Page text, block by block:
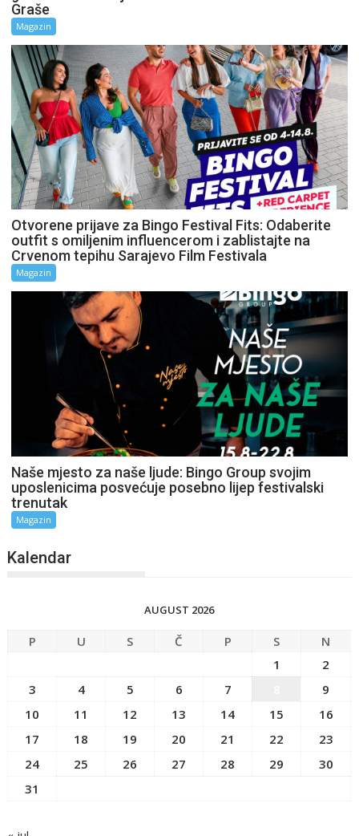
Graše
Magazin
Otvorene prijave za Bingo Festival Fits: Odaberite
outfit s omiljenim influencerom i zablistajte na
Crvenom tepihu Sarajevo Film Festivala
Magazin
Naše mjesto za naše ljude: Bingo Group svojim
uposlenicima posvećuje posebno lijep festivalski
trenutak
Magazin
Kalendar
AUGUST 2026
P U S Č P S
N
1
2
3
4 5 6 7
9
10
11 12 13 14 15
16
17
18 19 20 21 22
23
24
25 26 27 28 29
30
31